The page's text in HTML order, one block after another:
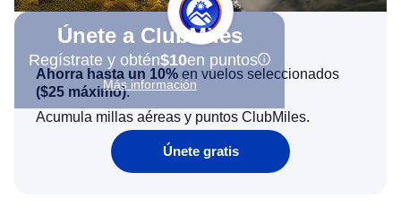
Únete a ClubMiles
Regístrate y obtén$10en puntos
Más información
Ahorra hasta un 10% en vuelos seleccionados
($25 máximo).
Acumula millas aéreas y puntos ClubMiles.
Únete gratis